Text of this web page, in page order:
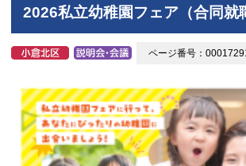
2026私立幼稚園フェア（合同就
ページ番号：